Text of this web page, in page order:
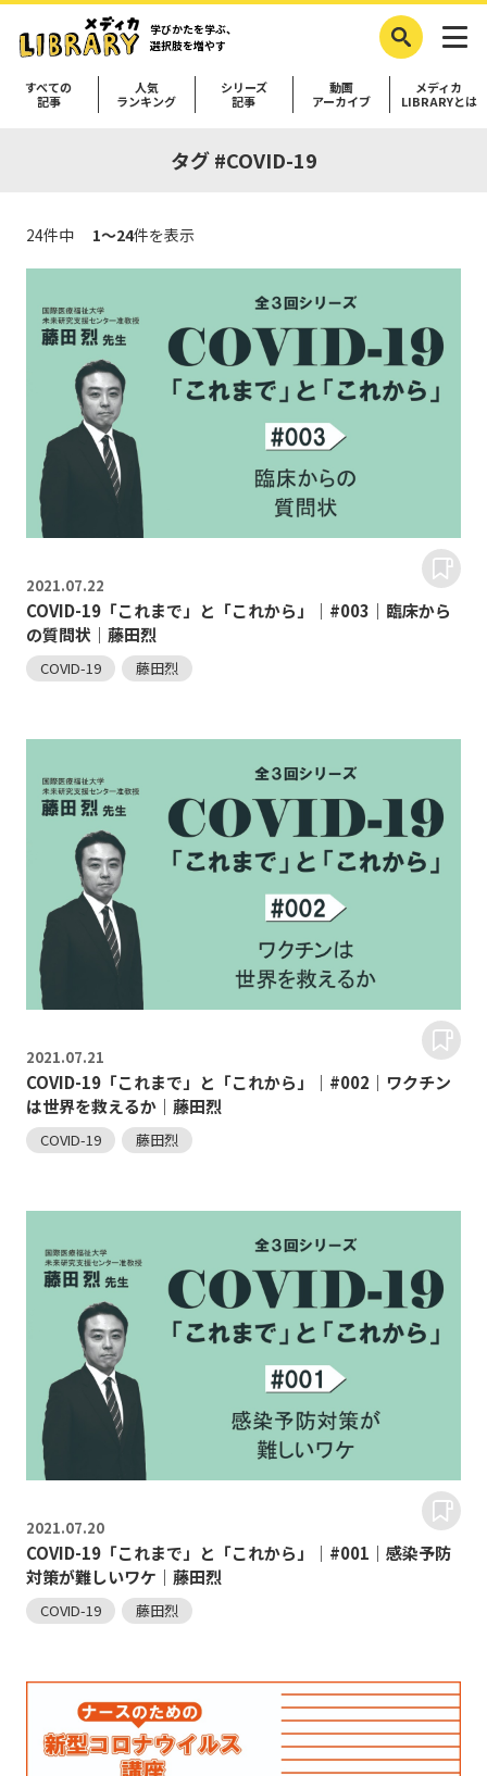
学びかたを学ぶ、
選択肢を増やす
すべての
記事
人気
ランキング
シリーズ
記事
動画
アーカイブ
メディカ
LIBRARYとは
タグ #COVID-19
24件中 1～24件を表示
2021.07.22
COVID-19「これまで」と「これから」｜#003｜臨床から
の質問状｜藤田烈
COVID-19 藤田烈
2021.07.21
COVID-19「これまで」と「これから」｜#002｜ワクチン
は世界を救えるか｜藤田烈
COVID-19 藤田烈
2021.07.20
COVID-19「これまで」と「これから」｜#001｜感染予防
対策が難しいワケ｜藤田烈
COVID-19 藤田烈